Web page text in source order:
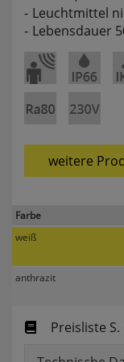
Leuchtmittel
Lebensdauer
weitere
Farbe
weiß
anthrazit
Preisliste S.
Diese
der